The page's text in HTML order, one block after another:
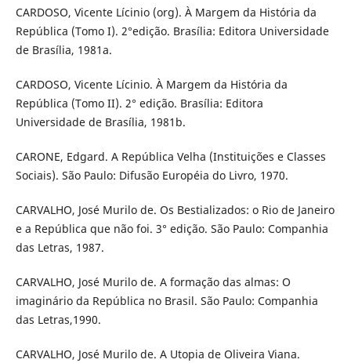
CARDOSO, Vicente Lícinio (org). À Margem da História da
República (Tomo I). 2°edição. Brasília: Editora Universidade
de Brasília, 1981a.
CARDOSO, Vicente Lícinio. À Margem da História da
República (Tomo II). 2° edição. Brasília: Editora
Universidade de Brasília, 1981b.
CARONE, Edgard. A República Velha (Instituições e Classes
Sociais). São Paulo: Difusão Européia do Livro, 1970.
CARVALHO, José Murilo de. Os Bestializados: o Rio de Janeiro
e a República que não foi. 3° edição. São Paulo: Companhia
das Letras, 1987.
CARVALHO, José Murilo de. A formação das almas: O
imaginário da República no Brasil. São Paulo: Companhia
das Letras,1990.
CARVALHO, José Murilo de. A Utopia de Oliveira Viana.